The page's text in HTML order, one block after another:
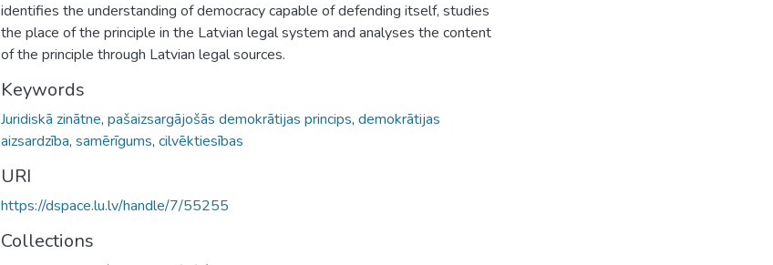
identifies the understanding of democracy capable of defending itself, studies
the place of the principle in the Latvian legal system and analyses the content
of the principle through Latvian legal sources.
Keywords
Juridiskā zinātne, pašaizsargājošās demokrātijas princips, demokrātijas
aizsardzība, samērīgums, cilvēktiesības
URI
https://dspace.lu.lv/handle/7/55255
Collections